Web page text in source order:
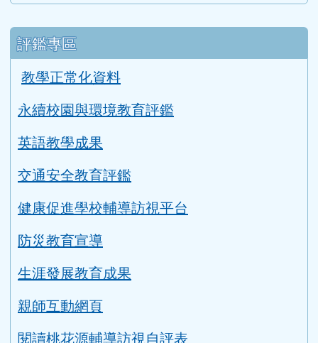
評鑑專區
教學正常化資料
永續校園與環境教育評鑑
英語教學成果
交通安全教育評鑑
健康促進學校輔導訪視平台
防災教育宣導
生涯發展教育成果
親師互動網頁
閱讀桃花源輔導訪視自評表